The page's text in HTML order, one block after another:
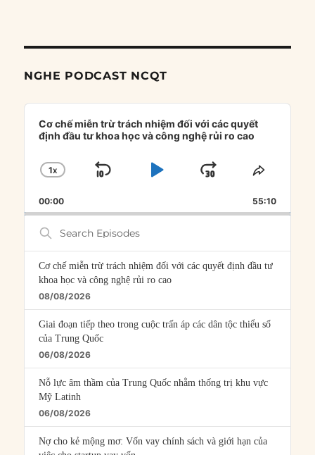
NGHE PODCAST NCQT
Audio
Player
Cơ chế miễn trừ trách nhiệm đối với các quyết
định đầu tư khoa học và công nghệ rủi ro cao
CHANGE
RATE
1X
SKIP
PLAYJUMP
FORWARD
SHARE
00:00 55:10
Search
Episodes
Cơ chế miễn trừ trách nhiệm đối với các quyết định đầu tư
khoa học và công nghệ rủi ro cao
08/08/2026
Giai đoạn tiếp theo trong cuộc trấn áp các dân tộc thiểu số
của Trung Quốc
06/08/2026
Nỗ lực âm thầm của Trung Quốc nhằm thống trị khu vực
Mỹ Latinh
06/08/2026
Nợ cho kẻ mộng mơ: Vốn vay chính sách và giới hạn của